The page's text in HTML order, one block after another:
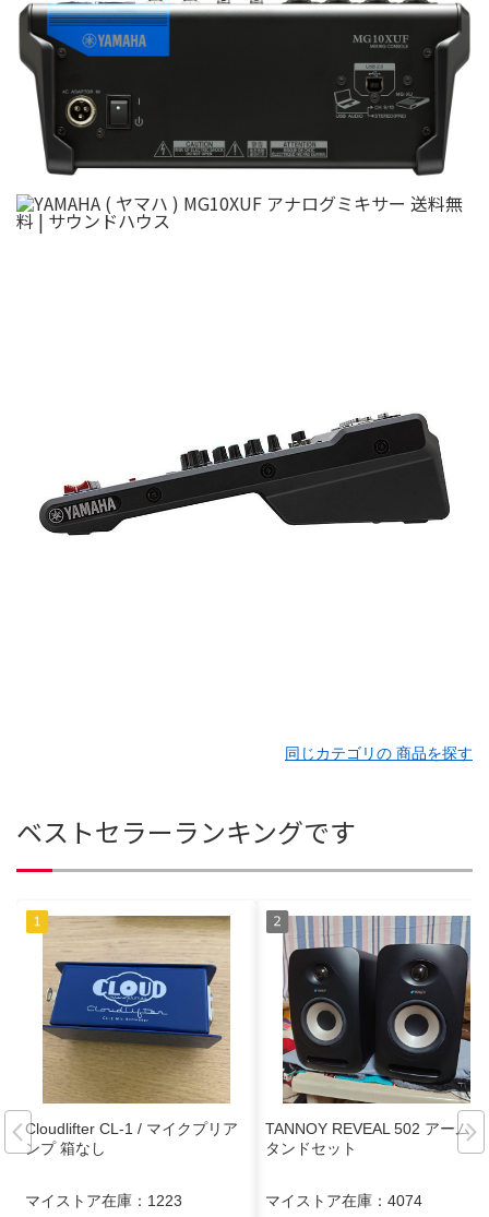
同じカテゴリの 商品を探す
ベストセラーランキングです
Cloudlifter CL-1 / マイクプリア
ンプ 箱なし
マイストア在庫： 1223
TANNOY REVEAL 502 アームス
タンドセット
マイストア在庫： 4074